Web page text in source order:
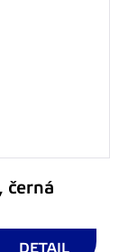
černá
DETAIL